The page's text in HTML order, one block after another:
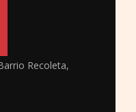
Recoleta,